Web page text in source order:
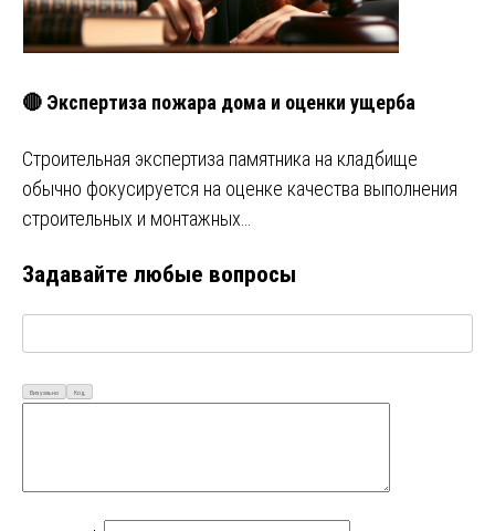
🔴 Экспертиза пожара дома и оценки ущерба
Строительная экспертиза памятника на кладбище
обычно фокусируется на оценке качества выполнения
строительных и монтажных…
Задавайте любые вопросы
Визуально Код